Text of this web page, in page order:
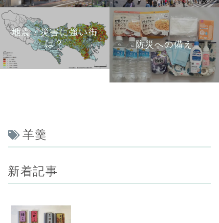
地震・災害に強い街
は？
防災への備え
羊羹
新着記事